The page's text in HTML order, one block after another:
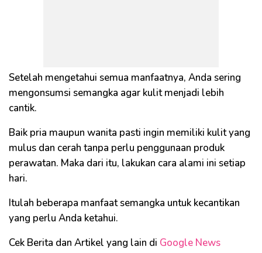
Setelah mengetahui semua manfaatnya, Anda sering
mengonsumsi semangka agar kulit menjadi lebih
cantik.
Baik pria maupun wanita pasti ingin memiliki kulit yang
mulus dan cerah tanpa perlu penggunaan produk
perawatan. Maka dari itu, lakukan cara alami ini setiap
hari.
Itulah beberapa manfaat semangka untuk kecantikan
yang perlu Anda ketahui.
Cek Berita dan Artikel yang lain di Google News